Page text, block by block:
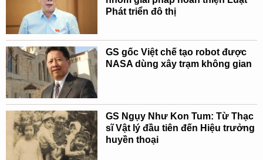
Phát triển đô thị
GS gốc Việt chế tạo robot được
NASA dùng xây trạm không gian
GS Ngụy Như Kon Tum: Từ Thạc
sĩ Vật lý đầu tiên đến Hiệu trưởng
huyền thoại